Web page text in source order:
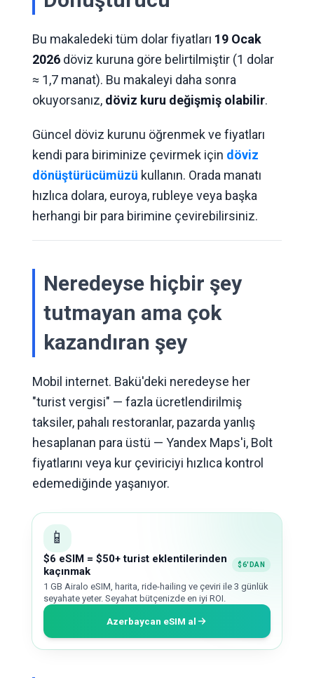
Bu makaledeki tüm dolar fiyatları 19 Ocak
2026 döviz kuruna göre belirtilmiştir (1 dolar
≈ 1,7 manat). Bu makaleyi daha sonra
okuyorsanız, döviz kuru değişmiş olabilir.
Güncel döviz kurunu öğrenmek ve fiyatları
kendi para biriminize çevirmek için döviz
dönüştürücümüzü kullanın. Orada manatı
hızlıca dolara, euroya, rubleye veya başka
herhangi bir para birimine çevirebilirsiniz.
Neredeyse hiçbir şey
tutmayan ama çok
kazandıran şey
Mobil internet. Bakü'deki neredeyse her
"turist vergisi" — fazla ücretlendirilmiş
taksiler, pahalı restoranlar, pazarda yanlış
hesaplanan para üstü — Yandex Maps'i, Bolt
fiyatlarını veya kur çeviriciyi hızlıca kontrol
edemediğinde yaşanıyor.
📱
$6 eSIM = $50+ turist eklentilerinden
kaçınmak
$6'DAN
1 GB Airalo eSIM, harita, ride-hailing ve çeviri ile 3 günlük
seyahate yeter. Seyahat bütçenizde en iyi ROI.
Azerbaycan eSIM al